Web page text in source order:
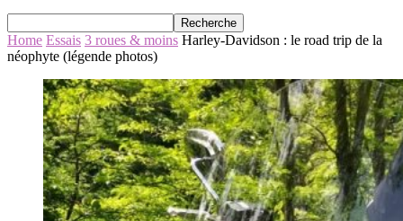
Home Essais 3 roues & moins Harley-Davidson : le road trip de la
néophyte (légende photos)